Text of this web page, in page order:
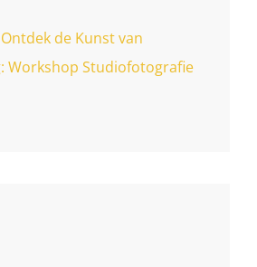
Ontdek de Kunst van
Workshop Studiofotografie